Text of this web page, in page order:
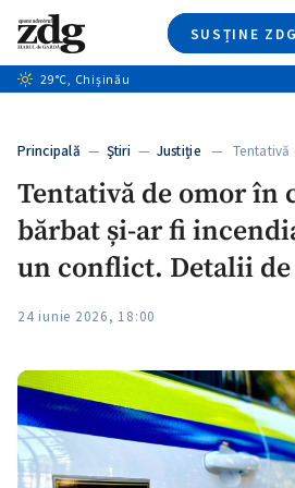
SUSȚINE ZDG
+7
Caută
29°C, Chișinău
Principală — Ştiri — Justiție— Tentativă
Tentativă de omor în
bărbat și-ar fi
un conflict. Detalii
24 iunie 2026, 18:00